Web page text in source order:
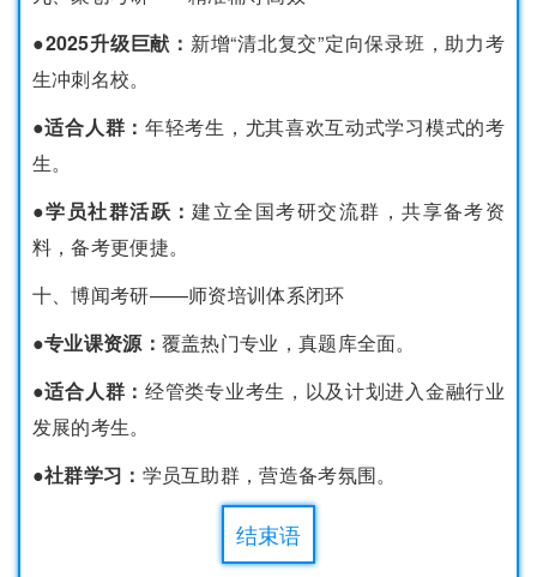
●2025升级巨献： 新增“清北复交”定向保录班，助力考
生冲刺名校。
●适合人群： 年轻考生，尤其喜欢互动式学习模式的考
生。
●学员社群活跃：建立全国考研交流群，共享备考资
料，备考更便捷。
十、博闻考研——师资培训体系闭环
●专业课资源： 覆盖热门专业，真题库全面。
●适合人群： 经管类专业考生，以及计划进入金融行业
发展的考生。
●社群学习： 学员互助群，营造备考氛围。
结束语